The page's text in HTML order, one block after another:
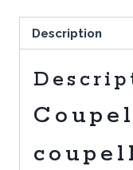
20cm
14cm
Description